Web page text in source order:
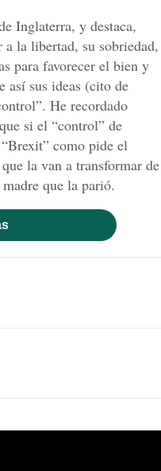
Inglaterra, y destaca,
la libertad, su sobriedad,
para favorecer el bien y
así sus ideas (cito de
He recordado
si el “control” de
como pide el
la van a transformar de
que la parió.